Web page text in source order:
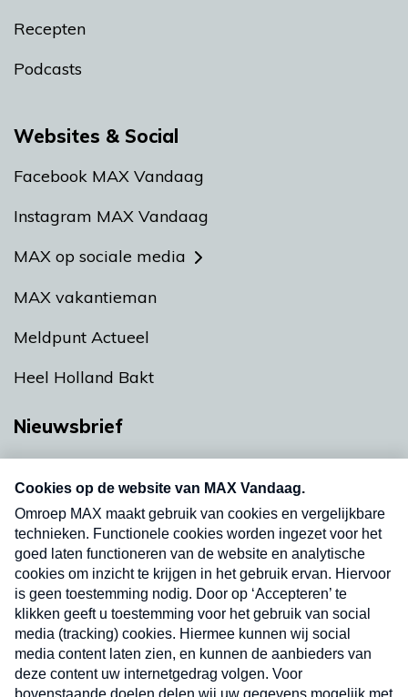
Recepten
Podcasts
Websites & Social
Facebook MAX Vandaag
Instagram MAX Vandaag
MAX op sociale media
MAX vakantieman
Meldpunt Actueel
Heel Holland Bakt
Nieuwsbrief
nieuwsbrief. Elke vrijdag- en dinsdagochtend in
uw mailbox.
Verzend